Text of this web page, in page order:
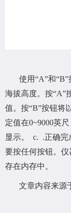
使用“A”和
海拔高度。按“A”
值。按“B”按钮将
定值在0~9000英
显示。 c. .正确完
要按任何按钮。
存在内存中。
文章内容来源